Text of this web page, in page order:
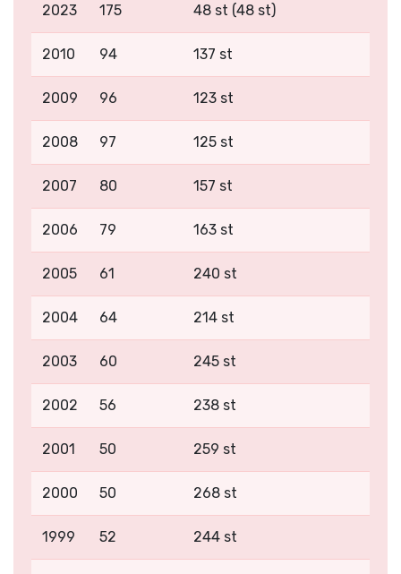
2023 175 48 st (48 st)
2010 94 137 st
2009 96 123 st
2008 97 125 st
2007 80 157 st
2006 79 163 st
2005 61 240 st
2004 64 214 st
2003 60 245 st
2002 56 238 st
2001 50 259 st
2000 50 268 st
1999 52 244 st